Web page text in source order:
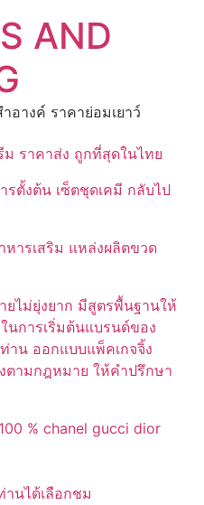
AND
อางค์ ราคาย่อมเยาว์
ราคาส่ง ถูกที่สุดในไทย
ตั้งต้น เซ็ตชุดเคมี กลับไป
ารเสริม แหล่งผลิตขวด
ยไม่ยุ่งยาก มีสูตรพื้นฐานให้
นการเริ่มต้นแบรนด์ของ
น ออกแบบแพ็คเกจจิ้ง
ตามกฎหมาย ให้คำปรึกษา
% chanel gucci dior
นได้เลือกชม